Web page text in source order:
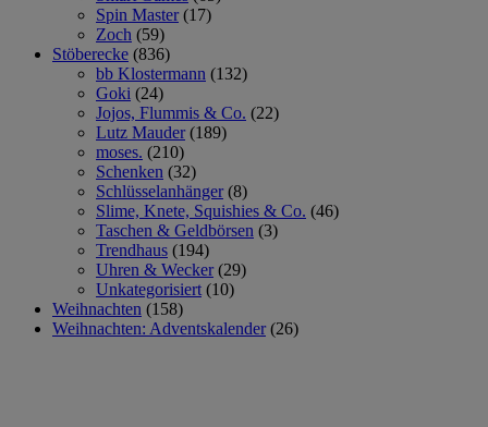
Spin Master (17)
Zoch (59)
Stöberecke (836)
bb Klostermann (132)
Goki (24)
Jojos, Flummis & Co. (22)
Lutz Mauder (189)
moses. (210)
Schenken (32)
Schlüsselanhänger (8)
Slime, Knete, Squishies & Co. (46)
Taschen & Geldbörsen (3)
Trendhaus (194)
Uhren & Wecker (29)
Unkategorisiert (10)
Weihnachten (158)
Weihnachten: Adventskalender (26)